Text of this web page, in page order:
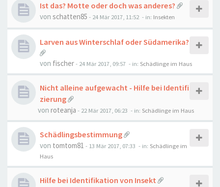
Ist das? Motte oder doch was anderes?
von schatten85 - 24 Mär 2017, 11:52 - in: Insekten
Larven aus Winterschlaf oder Südamerika?
von fischer- 24 Mär 2017, 09:57 - in: Schädlinge im Haus
Nicht alleine aufgewacht - Hilfe bei Identifi
zierung
von roteanja - 22 Mär 2017, 06:23 - in: Schädlinge im Haus
Schädlingsbestimmung
von tomtom81 - 13 Mär 2017, 07:33 - in: Schädlinge im
Haus
Hilfe bei Identifikation von Insekt